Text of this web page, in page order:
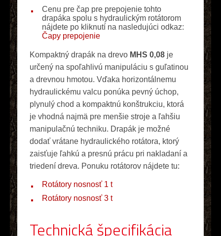
Cenu pre čap pre prepojenie tohto
drapáka spolu s hydraulickým rotátorom
nájdete po kliknutí na nasledujúci odkaz:
Čapy prepojenie
Kompaktný drapák na drevo MHS 0,08 je
určený na spoľahlivú manipuláciu s guľatinou
a drevnou hmotou. Vďaka horizontálnemu
hydraulickému valcu ponúka pevný úchop,
plynulý chod a kompaktnú konštrukciu, ktorá
je vhodná najmä pre menšie stroje a ľahšiu
manipulačnú techniku. Drapák je možné
dodať vrátane hydraulického rotátora, ktorý
zaisťuje ľahkú a presnú prácu pri nakladaní a
triedení dreva. Ponuku rotátorov nájdete tu:
Rotátory nosnosť 1 t
Rotátory nosnosť 3 t
Technická špecifikácia